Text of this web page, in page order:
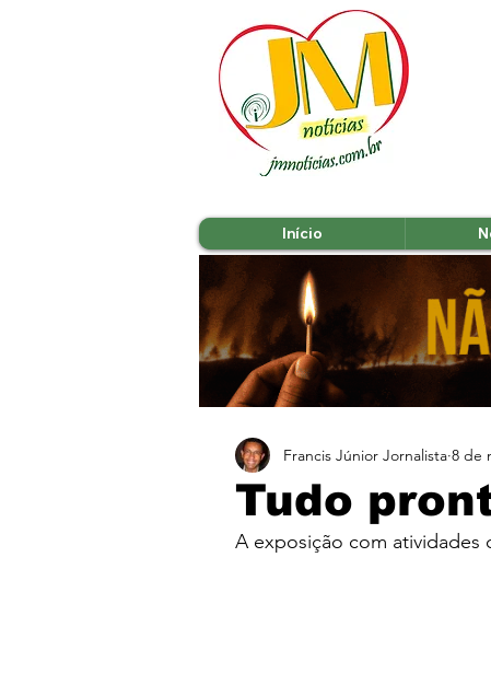
Início
Tudo
Francis Júnior Jornalista 8 de
A exposição com atividades